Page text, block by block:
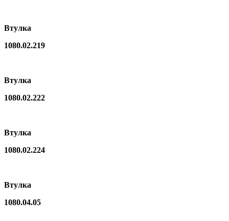
Втулка
1080.02.219
Втулка
1080.02.222
Втулка
1080.02.224
Втулка
1080.04.05